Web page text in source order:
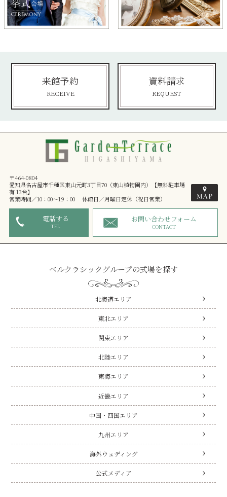
来館予約
RECEIVE
資料請求
REQUEST
〒464-0804
愛知県名古屋市千種区東山元町3丁目70（東山植物園内）【無料駐車場
有 13台】
営業時間／10：00～19：00 休館日／月曜日定休（祝日営業）
電話する
TEL
お問い合わせフォーム
CONTACT
ベルクラシックグループの式場を探す
北海道エリア
東北エリア
関東エリア
北陸エリア
東海エリア
近畿エリア
中国・四国エリア
九州エリア
海外ウェディング
公式メディア